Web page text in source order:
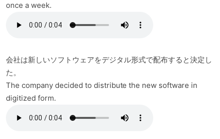
once a week.
会社は新しいソフトウェアをデジタル形式で配布すると決定し
た。
The company decided to distribute the new software in
digitized form.